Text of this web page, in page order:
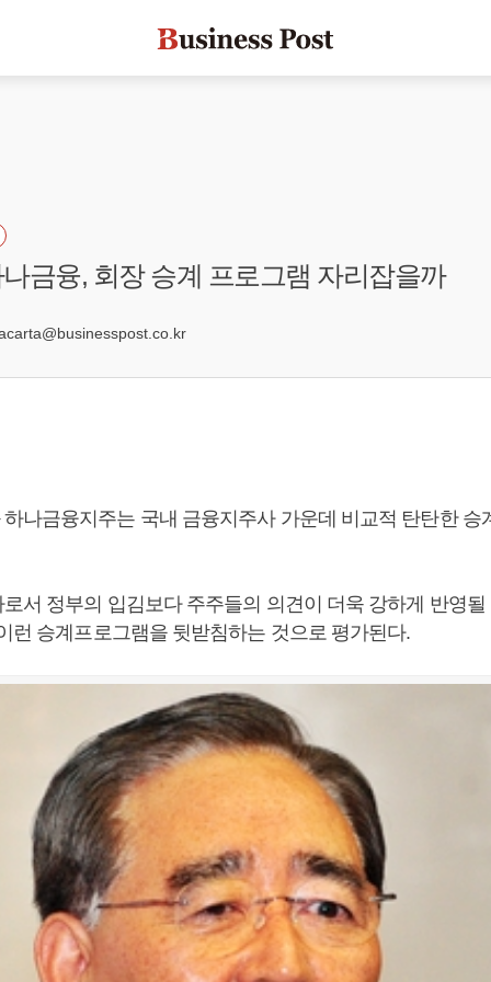
금융, 회장 승계 프로그램 자리잡을까
나금융지주는 국내 금융지주사 가운데 비교적 탄탄한 승
서 정부의 입김보다 주주들의 의견이 더욱 강하게 반영
런 승계프로그램을 뒷받침하는 것으로 평가된다.